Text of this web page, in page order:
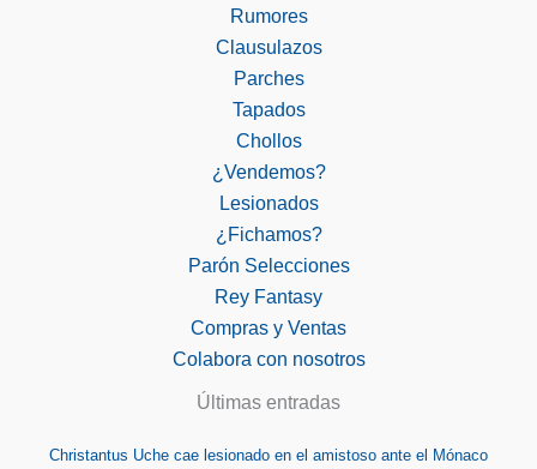
Rumores
Clausulazos
Parches
Tapados
Chollos
¿Vendemos?
Lesionados
¿Fichamos?
Parón Selecciones
Rey Fantasy
Compras y Ventas
Colabora con nosotros
Últimas entradas
Christantus Uche cae lesionado en el amistoso ante el Mónaco